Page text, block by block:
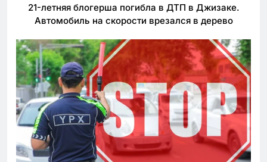
21-летняя блогерша погибла в ДТП в Джизаке.
Автомобиль на скорости врезался в дерево